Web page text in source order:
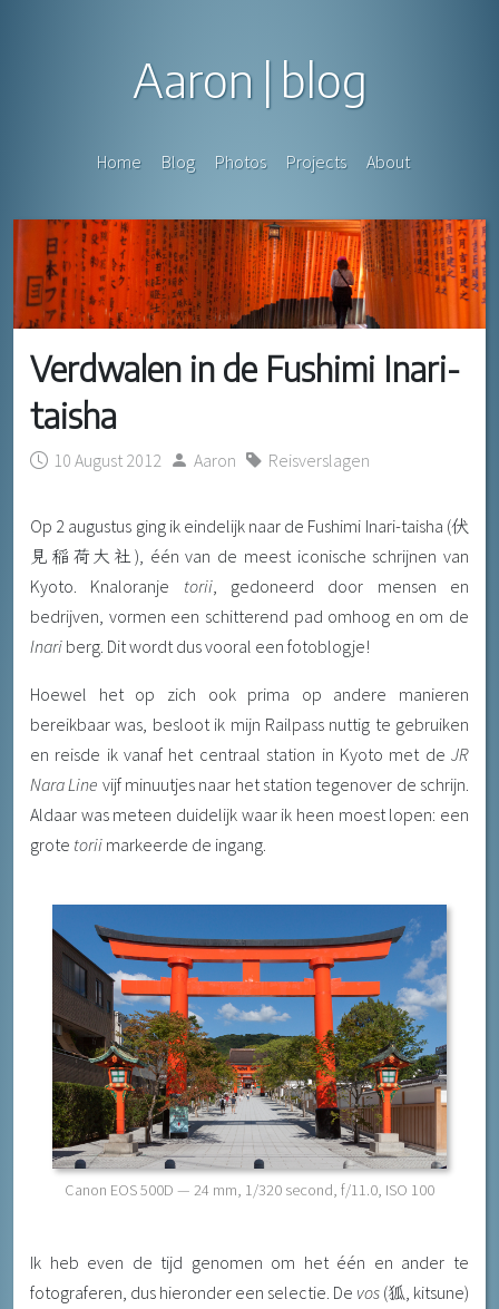
Aaron blog
Home Blog Photos Projects About
Verdwalen in de Fushimi Inari-
taisha
10 August 2012 Aaron Reisverslagen
Op 2 augustus ging ik eindelijk naar de Fushimi Inari-taisha (伏
見稲荷大社), één van de meest iconische schrijnen van
Kyoto. Knaloranje torii, gedoneerd door mensen en
bedrijven, vormen een schitterend pad omhoog en om de
Inari berg. Dit wordt dus vooral een fotoblogje!
Hoewel het op zich ook prima op andere manieren
bereikbaar was, besloot ik mijn Railpass nuttig te gebruiken
en reisde ik vanaf het centraal station in Kyoto met de JR
Nara Line vijf minuutjes naar het station tegenover de schrijn.
Aldaar was meteen duidelijk waar ik heen moest lopen: een
grote torii markeerde de ingang.
Canon EOS 500D — 24 mm, 1/320 second, f/11.0, ISO 100
Ik heb even de tijd genomen om het één en ander te
fotograferen, dus hieronder een selectie. De vos (狐, kitsune)